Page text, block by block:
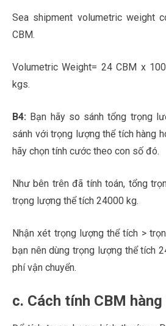
Sea shipment volumetric weight
CBM.
Volumetric Weight= 24 CBM x
kgs.
B4: Bạn hãy so sánh tổng trọng
sánh với trọng lượng thể tích hàng
hãy chọn tính cước theo con số đó.
Như bên trên đã tính toán, tổng
trọng lượng thể tích 24000 kg.
Nhận xét trọng lượng thể tích >
bạn nên dùng trọng lượng thể tích
phí vận chuyển.
c. Cách tính CBM hàng